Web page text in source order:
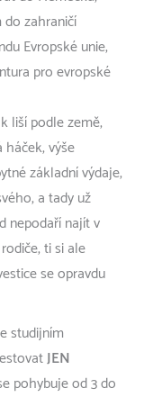
do zahraničí
Evropské unie,
pro evropské
podle země,
výše
základní výdaje,
a tady už
nepodaří najít v
ti si ale
se opravdu
studijním
JEN
pohybuje od 3 do